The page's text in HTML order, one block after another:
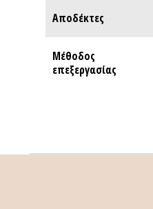
Αποδέκτες
Μέθοδος
επεξεργασίας
Αποδέκτες
Μέθοδος
επεξεργασίας